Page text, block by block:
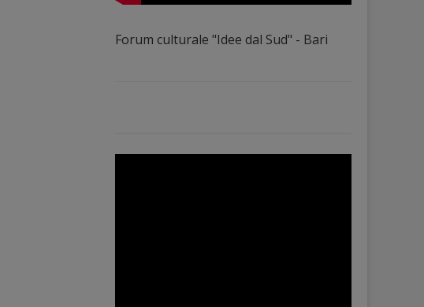
Forum culturale "Idee dal Sud" - Bari